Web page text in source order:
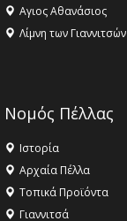
Αγιος Αθανάσιος
Λίμνη των Γιαννιτσών
Νομός Πέλλας
Ιστορία
Αρχαία Πέλλα
Τοπικά Προϊόντα
Γιαννιτσά